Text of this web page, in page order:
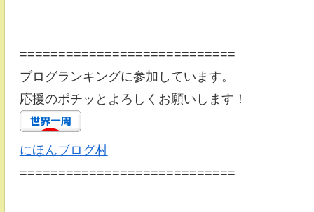
============================
ブログランキングに参加しています。
応援のポチッとよろしくお願いします！
にほんブログ村
============================